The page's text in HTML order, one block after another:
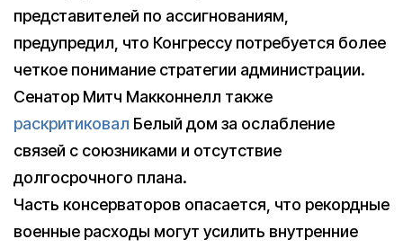
представителей по ассигнованиям,
предупредил, что Конгрессу потребуется более
четкое понимание стратегии администрации.
Сенатор Митч Макконнелл также
раскритиковал Белый дом за ослабление
связей с союзниками и отсутствие
долгосрочного плана.
Часть консерваторов опасается, что рекордные
военные расходы могут усилить внутренние